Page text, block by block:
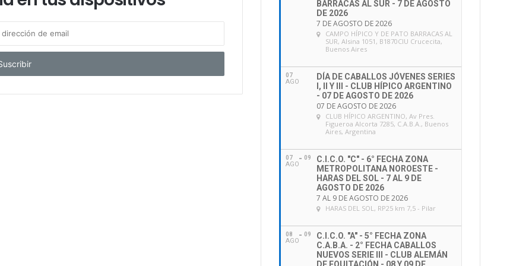
BARRACAS AL SUR - 7 DE AGOSTO
DE 2026
7 DE AGOSTO DE 2026
CAMPO HÍPICO Y DE PATO BARRACAS AL
SUR, Alsina 1051, B1870CIU Crucecita,
Buenos Aires
07
AGO
DÍA DE CABALLOS JÓVENES SERIES
I, II Y III - CLUB HÍPICO ARGENTINO
- 07 DE AGOSTO DE 2026
07 DE AGOSTO DE 2026
CLUB HÍPICO ARGENTINO, Av Pres.
Figueroa Alcorta 7285, C.A.B.A., Buenos
Aires, Argentina
07
AGO
09
C.I.C.O. "C" - 6° FECHA ZONA
METROPOLITANA NOROESTE -
HARAS DEL SOL - 7 AL 9 DE
AGOSTO DE 2026
7 AL 9 DE AGOSTO DE 2026
HARAS DEL SOL, RP25 km 7,5 - Pilar
08
AGO
09
C.I.C.O. "A" - 5° FECHA ZONA
C.A.B.A. - 2° FECHA CABALLOS
NUEVOS SERIE III - CLUB ALEMÁN